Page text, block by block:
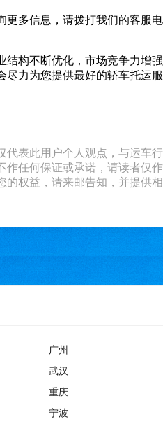
多信息，请拨打我们的客服
构不断优化，市场竞争力增
力为您提供最好的轿车托运
表此用户个人观点，与运车
任何保证或承诺，请读者仅
权益，请来邮告知，并提供
广州
武汉
重庆
宁波